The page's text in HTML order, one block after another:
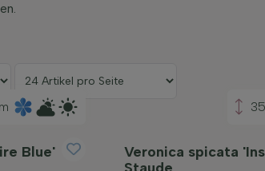
Blue'
Veronica spicata